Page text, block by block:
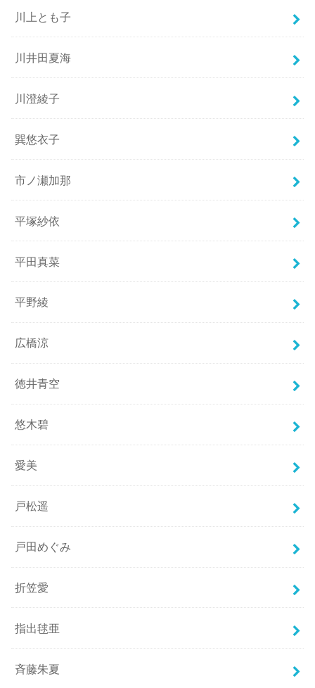
川上とも子
川井田夏海
川澄綾子
巽悠衣子
市ノ瀬加那
平塚紗依
平田真菜
平野綾
広橋涼
徳井青空
悠木碧
愛美
戸松遥
戸田めぐみ
折笠愛
指出毬亜
斉藤朱夏